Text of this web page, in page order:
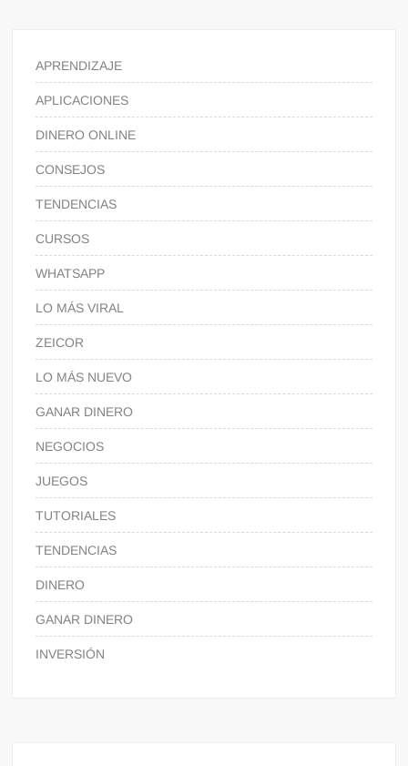
APRENDIZAJE
APLICACIONES
DINERO ONLINE
CONSEJOS
TENDENCIAS
CURSOS
WHATSAPP
LO MÁS VIRAL
ZEICOR
LO MÁS NUEVO
GANAR DINERO
NEGOCIOS
JUEGOS
TUTORIALES
TENDENCIAS
DINERO
GANAR DINERO
INVERSIÓN